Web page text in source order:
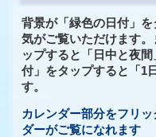
背景が「緑色の日付」
気がご覧いただけます
ップすると「日中と夜
付」をタップすると「1
す。
カレンダー部分をフリ
ダーがご覧になれます